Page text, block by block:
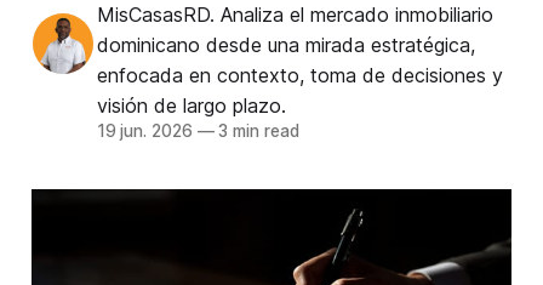
MisCasasRD. Analiza el mercado inmobiliario
dominicano desde una mirada estratégica,
enfocada en contexto, toma de decisiones y
visión de largo plazo.
19 jun. 2026 —3 min read